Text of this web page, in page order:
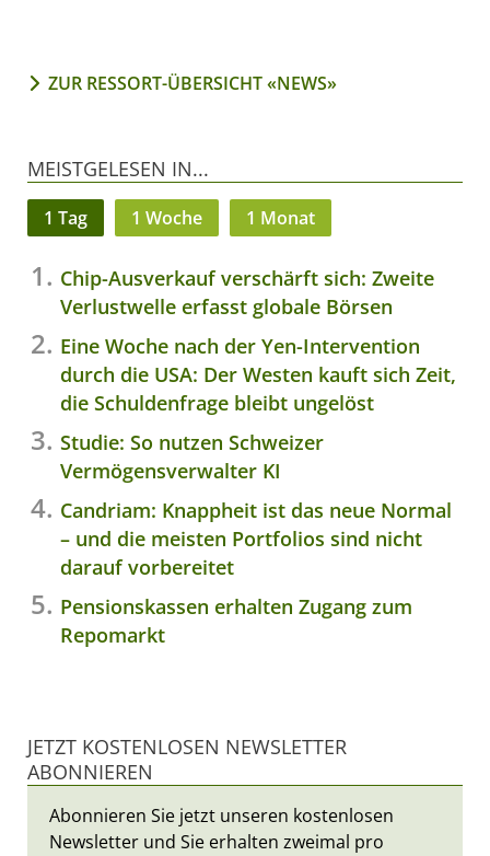
ZUR RESSORT-ÜBERSICHT «NEWS»
MEISTGELESEN IN...
1 Tag 1 Woche 1 Monat
Chip-Ausverkauf verschärft sich: Zweite
Verlustwelle erfasst globale Börsen
Eine Woche nach der Yen-Intervention
durch die USA: Der Westen kauft sich Zeit,
die Schuldenfrage bleibt ungelöst
Studie: So nutzen Schweizer
Vermögensverwalter KI
Candriam: Knappheit ist das neue Normal
– und die meisten Portfolios sind nicht
darauf vorbereitet
Pensionskassen erhalten Zugang zum
Repomarkt
JETZT KOSTENLOSEN NEWSLETTER
ABONNIEREN
Abonnieren Sie jetzt unseren kostenlosen
Newsletter und Sie erhalten zweimal pro